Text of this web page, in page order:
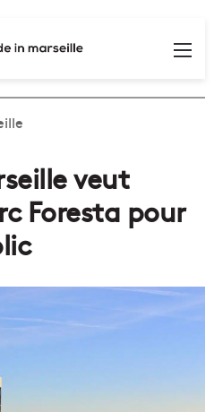
veut
Foresta pour